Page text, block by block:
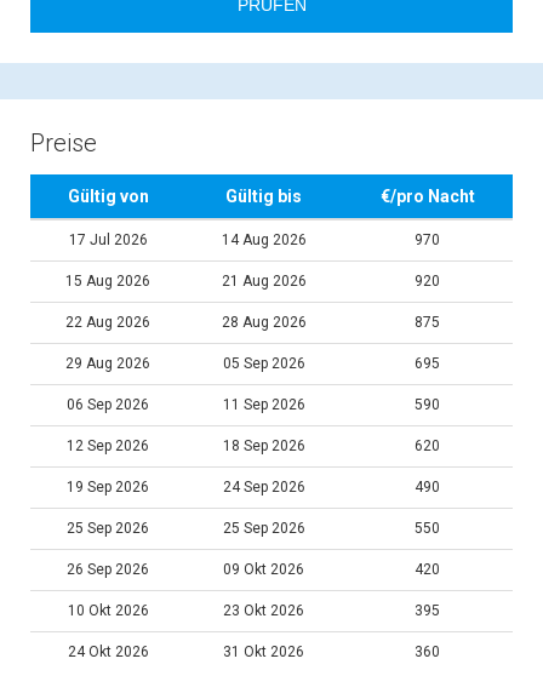
Preise
Gültig von Gültig bis €/pro Nacht
17 Jul 2026 14 Aug 2026 970
15 Aug 2026 21 Aug 2026 920
22 Aug 2026 28 Aug 2026 875
29 Aug 2026 05 Sep 2026 695
06 Sep 2026 11 Sep 2026 590
12 Sep 2026 18 Sep 2026 620
19 Sep 2026 24 Sep 2026 490
25 Sep 2026 25 Sep 2026 550
26 Sep 2026 09 Okt 2026 420
10 Okt 2026 23 Okt 2026 395
24 Okt 2026 31 Okt 2026 360